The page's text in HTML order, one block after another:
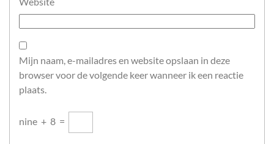
Mijn naam, e-mailadres en website opslaan in deze
browser voor de volgende keer wanneer ik een reactie
plaats.
nine + 8 =